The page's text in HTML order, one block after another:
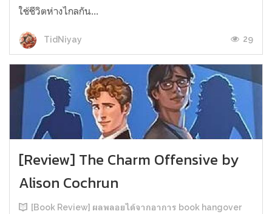
ใช้ชีวิตห่างไกลกัน...
TidNiyay 29
[Review] The Charm Offensive by
Alison Cochrun
[Book Review] ผลพลอยได้จากอาการ book hangover